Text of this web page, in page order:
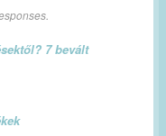
7 bevált